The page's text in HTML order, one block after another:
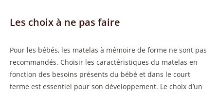
Les choix à ne pas faire
Pour les bébés, les matelas à mémoire de forme ne sont pas
recommandés. Choisir les caractéristiques du matelas en
fonction des besoins présents du bébé et dans le court
terme est essentiel pour son développement. Le choix d’un